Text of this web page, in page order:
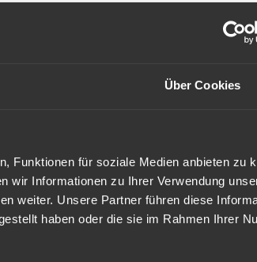
Über Cookies
Funktionen für soziale Medien anbieten zu
wir Informationen zu Ihrer Verwendung
weiter. Unsere Partner führen diese
haben oder die sie im Rahmen Ihrer
und Münzgrößen des britischen
eine Aussenstelle, in der von 1923 bis
Zeichen SAunterhalb des Reiterbildes des